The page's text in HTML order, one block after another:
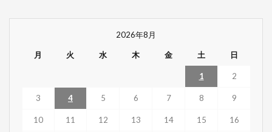
2026年8月
月 火 水 木 金 土 日
1 2
3 4 5 6 7 8 9
10 11 12 13 14 15 16